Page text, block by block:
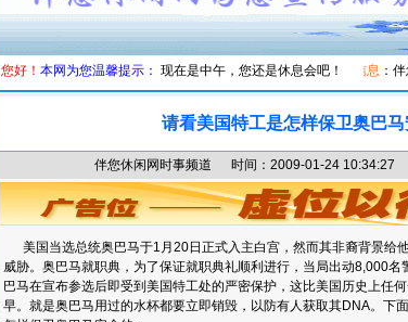
您好！ 本网为您温馨提示： 现在是中午，您还是休息会吧！
本站信息 ：伴您
请看美国特工是怎样保卫奥巴
伴您休闲网时事频道 时间：2009-01-24
美国当选总统奥巴马于1月20日正式入主白宫，然而其非裔背景给
威胁。奥巴马就职典，为了保证就职典礼顺利进行，当局出动8,000
巴马在宣布参选后即受到美国特工处的严密保护，这比美国历史上任
早。就是奥巴马用过的水杯都要立即销毁，以防有人获取其DNA。下